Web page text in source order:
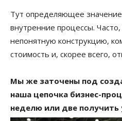
Тут определяющее
внутренние процессы. Часто,
непонятную конструкцию,
стоимость и, скорее всего,
Мы же заточены под
наша цепочка бизнес-
неделю или две